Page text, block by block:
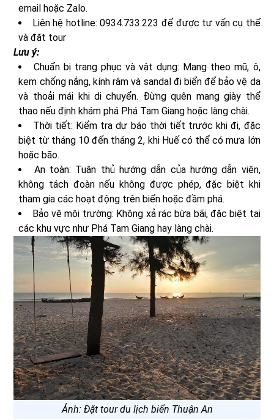
email hoặc Zalo.
Liên hệ hotline: 0934.733.223 để được tư vấn cụ thể
và đặt tour
Lưu ý:
Chuẩn bị trang phục và vật dụng: Mang theo mũ, ô,
kem chống nắng, kính râm và sandal đi biển để bảo vệ da
và thoải mái khi di chuyển. Đừng quên mang giày thể
thao nếu định khám phá Phá Tam Giang hoặc làng chài.
Thời tiết: Kiểm tra dự báo thời tiết trước khi đi, đặc
biệt từ tháng 10 đến tháng 2, khi Huế có thể có mưa lớn
hoặc bão.
An toàn: Tuân thủ hướng dẫn của hướng dẫn viên,
không tách đoàn nếu không được phép, đặc biệt khi
tham gia các hoạt động trên biển hoặc đầm phá.
Bảo vệ môi trường: Không xả rác bừa bãi, đặc biệt tại
các khu vực như Phá Tam Giang hay làng chài.
Ảnh: Đặt tour du lịch biển Thuận An